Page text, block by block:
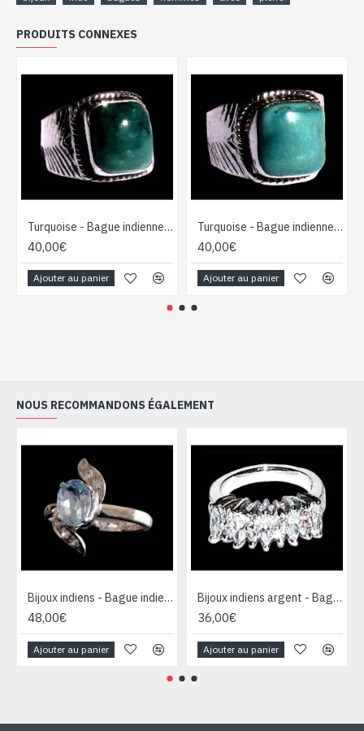
PRODUITS CONNEXES
Turquoise - Bague indienne argent Turquoise - Bijoux Inde
40,00€
Ajouter au panier
Turquoise - Bague indienne argent Turquoise - Bijoux Inde
40,00€
Ajouter au panier
NOUS RECOMMANDONS ÉGALEMENT
Bijoux indiens - Bague indienne rhodiée Topaze
48,00€
Ajouter au panier
Bijoux indiens argent - Bague indienne oxyde de Zirconium
36,00€
Ajouter au panier